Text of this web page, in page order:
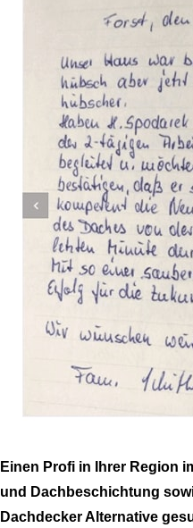
Einen Profi in Ihrer Region
und Dachbeschichtung
Dachdecker Alternative